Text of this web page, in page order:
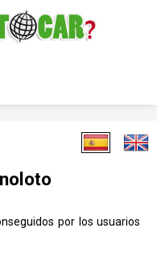
por los usuarios